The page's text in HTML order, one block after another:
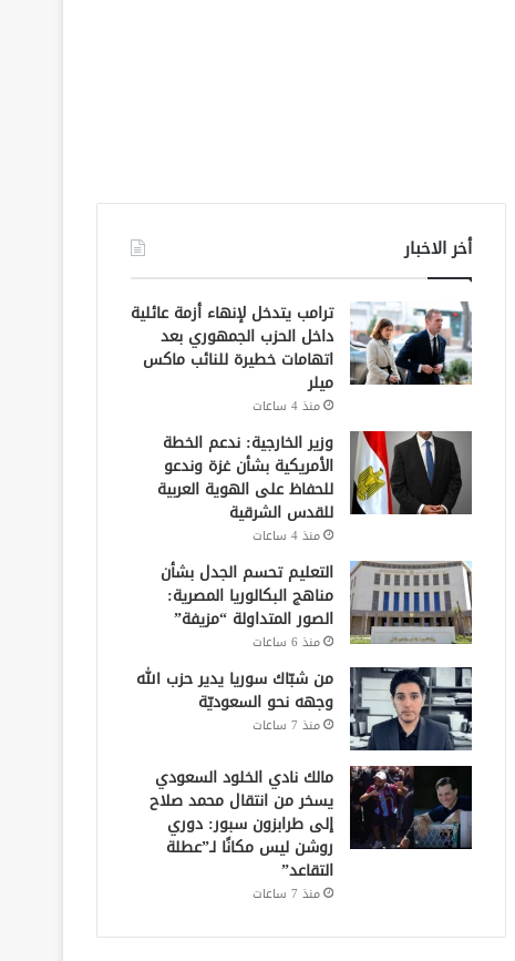
أخر الاخبار
ترامب يتدخل لإنهاء أزمة عائلية
داخل الحزب الجمهوري بعد
اتهامات خطيرة للنائب ماكس
ميلر
منذ 4 ساعات
وزير الخارجية: ندعم الخطة
الأمريكية بشأن غزة وندعو
للحفاظ على الهوية العربية
للقدس الشرقية
منذ 4 ساعات
التعليم تحسم الجدل بشأن
مناهج البكالوريا المصرية:
الصور المتداولة “مزيفة”
منذ 6 ساعات
من شبّاك سوريا يدير حزب الله
وجهه نحو السعوديّة
منذ 7 ساعات
مالك نادي الخلود السعودي
يسخر من انتقال محمد صلاح
إلى طرابزون سبور: دوري
روشن ليس مكانًا لـ”عطلة
التقاعد”
منذ 7 ساعات